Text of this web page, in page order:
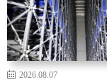
2026.08.07